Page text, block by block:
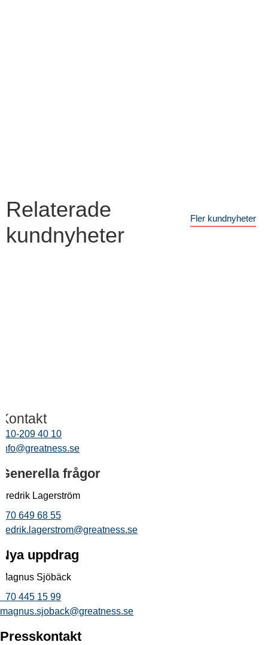
Relaterade
kundnyheter
Fler kundnyheter
Kontakt
010-209 40 10
info@greatness.se
Generella frågor
Fredrik Lagerström
070 649 68 55
fredrik.lagerstrom@greatness.se
Nya uppdrag
Magnus Sjöbäck
070 445 15 99
magnus.sjoback@greatness.se
Presskontakt